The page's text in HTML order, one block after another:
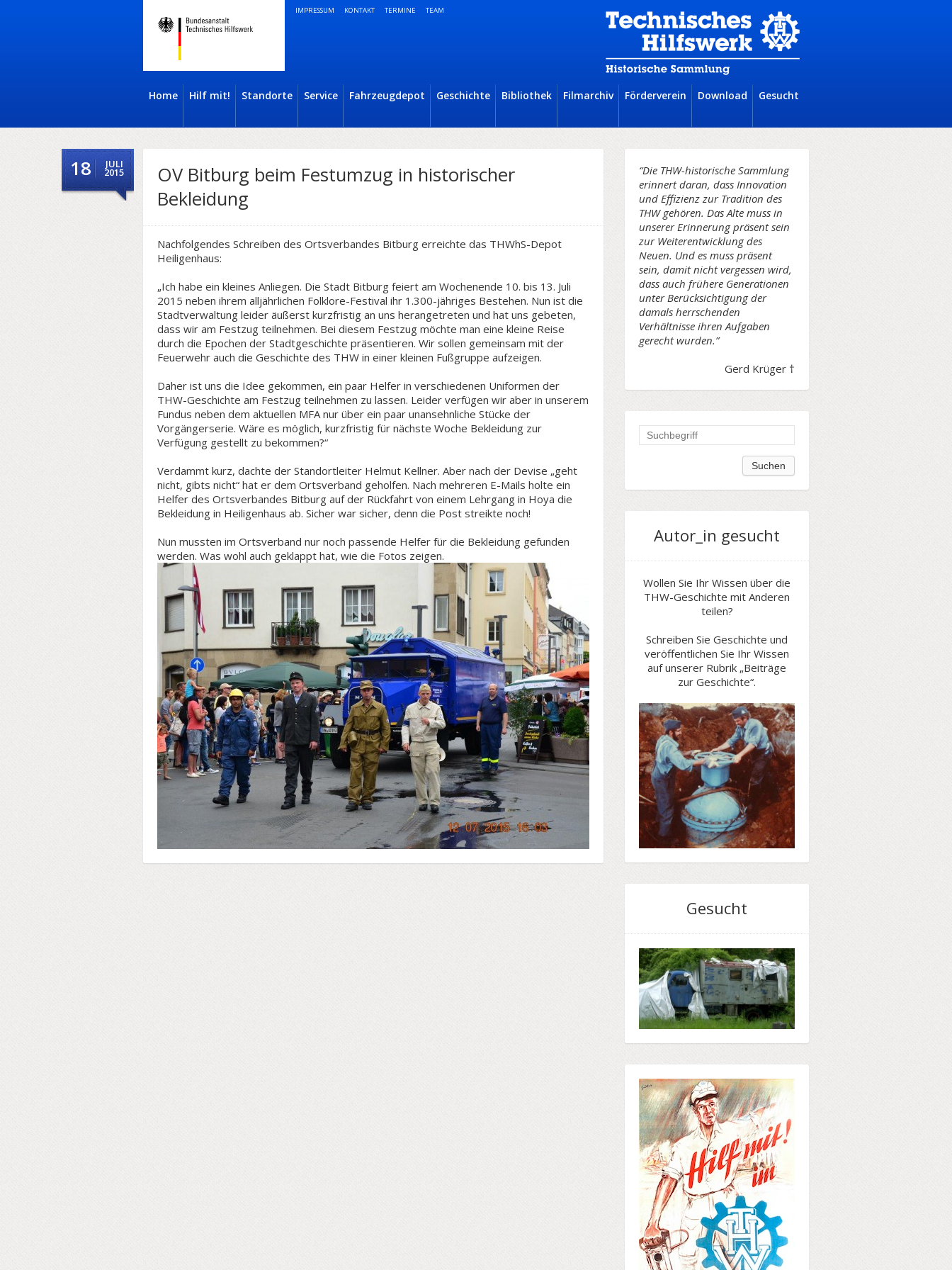
IMPRESSUM KONTAKT TERMINE TEAM
Home Hilf mit! Standorte Service Fahrzeugdepot Geschichte Bibliothek Filmarchiv Förderverein Download Gesucht
18 JULI
2015
OV Bitburg beim Festumzug in historischer
Bekleidung
Nachfolgendes Schreiben des Ortsverbandes Bitburg erreichte das THWhS-Depot
Heiligenhaus:
„Ich habe ein kleines Anliegen. Die Stadt Bitburg feiert am Wochenende 10. bis 13. Juli
2015 neben ihrem alljährlichen Folklore-Festival ihr 1.300-jähriges Bestehen. Nun ist die
Stadtverwaltung leider äußerst kurzfristig an uns herangetreten und hat uns gebeten,
dass wir am Festzug teilnehmen. Bei diesem Festzug möchte man eine kleine Reise
durch die Epochen der Stadtgeschichte präsentieren. Wir sollen gemeinsam mit der
Feuerwehr auch die Geschichte des THW in einer kleinen Fußgruppe aufzeigen.
Daher ist uns die Idee gekommen, ein paar Helfer in verschiedenen Uniformen der
THW-Geschichte am Festzug teilnehmen zu lassen. Leider verfügen wir aber in unserem
Fundus neben dem aktuellen MFA nur über ein paar unansehnliche Stücke der
Vorgängerserie. Wäre es möglich, kurzfristig für nächste Woche Bekleidung zur
Verfügung gestellt zu bekommen?“
Verdammt kurz, dachte der Standortleiter Helmut Kellner. Aber nach der Devise „geht
nicht, gibts nicht“ hat er dem Ortsverband geholfen. Nach mehreren E-Mails holte ein
Helfer des Ortsverbandes Bitburg auf der Rückfahrt von einem Lehrgang in Hoya die
Bekleidung in Heiligenhaus ab. Sicher war sicher, denn die Post streikte noch!
Nun mussten im Ortsverband nur noch passende Helfer für die Bekleidung gefunden
werden. Was wohl auch geklappt hat, wie die Fotos zeigen.
“Die THW-historische Sammlung
erinnert daran, dass Innovation
und Effizienz zur Tradition des
THW gehören. Das Alte muss in
unserer Erinnerung präsent sein
zur Weiterentwicklung des
Neuen. Und es muss präsent
sein, damit nicht vergessen wird,
dass auch frühere Generationen
unter Berücksichtigung der
damals herrschenden
Verhältnisse ihren Aufgaben
gerecht wurden.”
Gerd Krüger †
Autor_in gesucht
Wollen Sie Ihr Wissen über die
THW-Geschichte mit Anderen
teilen?
Schreiben Sie Geschichte und
veröffentlichen Sie Ihr Wissen
auf unserer Rubrik „Beiträge
zur Geschichte“.
Gesucht